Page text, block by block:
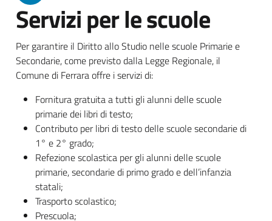
Servizi per le scuole
Per garantire il Diritto allo Studio nelle scuole Primarie e
Secondarie, come previsto dalla Legge Regionale, il
Comune di Ferrara offre i servizi di:
Fornitura gratuita a tutti gli alunni delle scuole
primarie dei libri di testo;
Contributo per libri di testo delle scuole secondarie di
1° e 2° grado;
Refezione scolastica per gli alunni delle scuole
primarie, secondarie di primo grado e dell’infanzia
statali;
Trasporto scolastico;
Prescuola;